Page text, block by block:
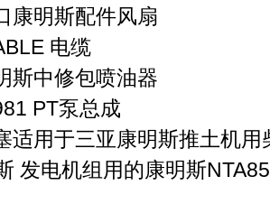
康明斯配件风扇
电缆
斯中修包喷油器
PT泵总成
适用于三亚康明斯推土机用
发电机组用的康明斯